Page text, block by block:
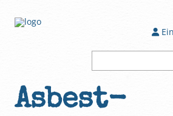
Suchen
Asbest-